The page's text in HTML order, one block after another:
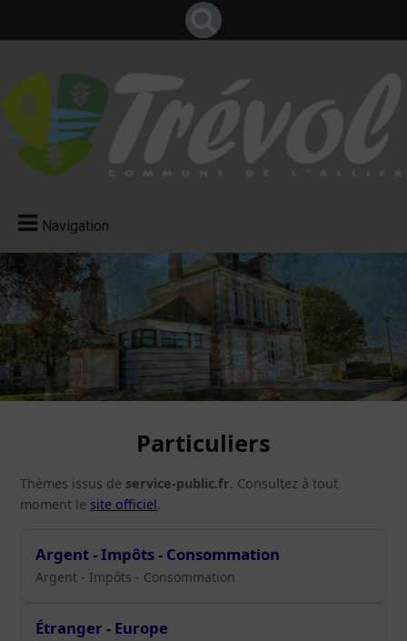
Navigation
Particuliers
Thèmes issus de service-public.fr. Consultez à tout
moment le site officiel.
Argent - Impôts - Consommation
Argent - Impôts - Consommation
Étranger - Europe